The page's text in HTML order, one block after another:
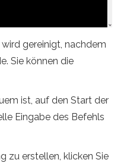
gereinigt, nachdem
Sie können die
ist, auf den Start der
Eingabe des Befehls
zu erstellen, klicken Sie